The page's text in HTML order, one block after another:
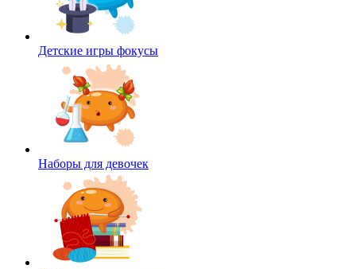
Детские игры фокусы
Наборы для девочек